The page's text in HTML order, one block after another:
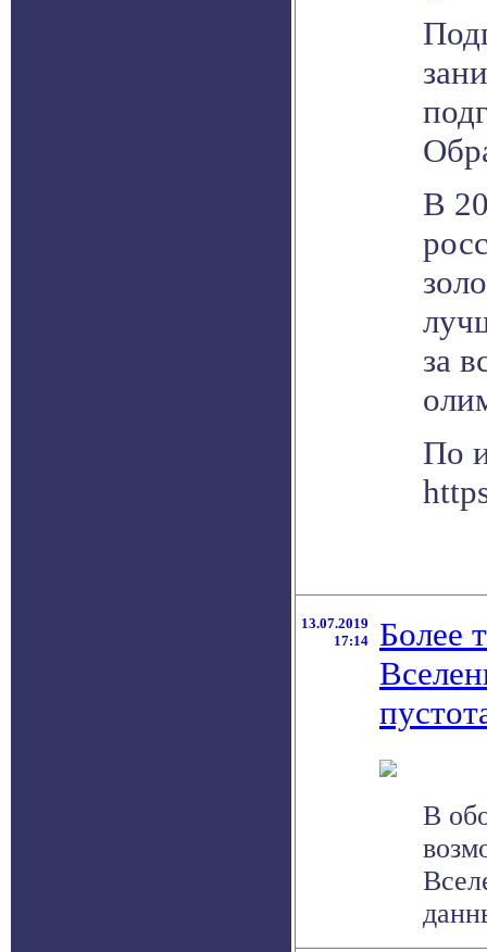
В
за
По
13.07.2019
17:14
Более
В